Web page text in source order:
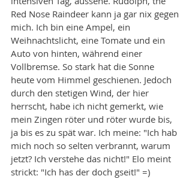
Red Nose Raindeer kann ja gar nix gegen
mich. Ich bin eine Ampel, ein
Weihnachtslicht, eine Tomate und ein
Auto von hinten, während einer
Vollbremse. So stark hat die Sonne
heute vom Himmel geschienen. Jedoch
durch den stetigen Wind, der hier
herrscht, habe ich nicht gemerkt, wie
mein Zingen röter und röter wurde bis,
ja bis es zu spät war. Ich meine: "Ich hab
mich noch so selten verbrannt, warum
jetzt? Ich verstehe das nicht!" Elo meint
strickt: "Ich has der doch gseit!" =)